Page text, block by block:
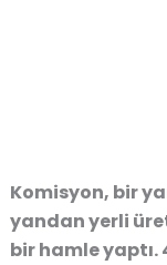
Komisyon, bir
yandan yerli
bir hamle yaptı.